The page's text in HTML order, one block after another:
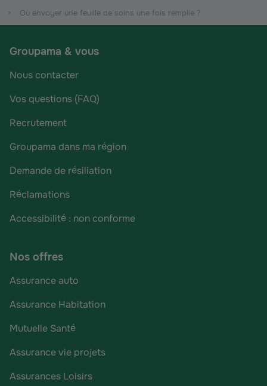
Où envoyer une feuille de soins une fois remplie ?
Groupama & vous
Nous contacter
Vos questions (FAQ)
Recrutement
Groupama dans ma région
Demande de résiliation
Réclamations
Accessibilité : non conforme
Nos offres
Assurance auto
Assurance Habitation
Mutuelle Santé
Assurance vie projets
Assurances Loisirs